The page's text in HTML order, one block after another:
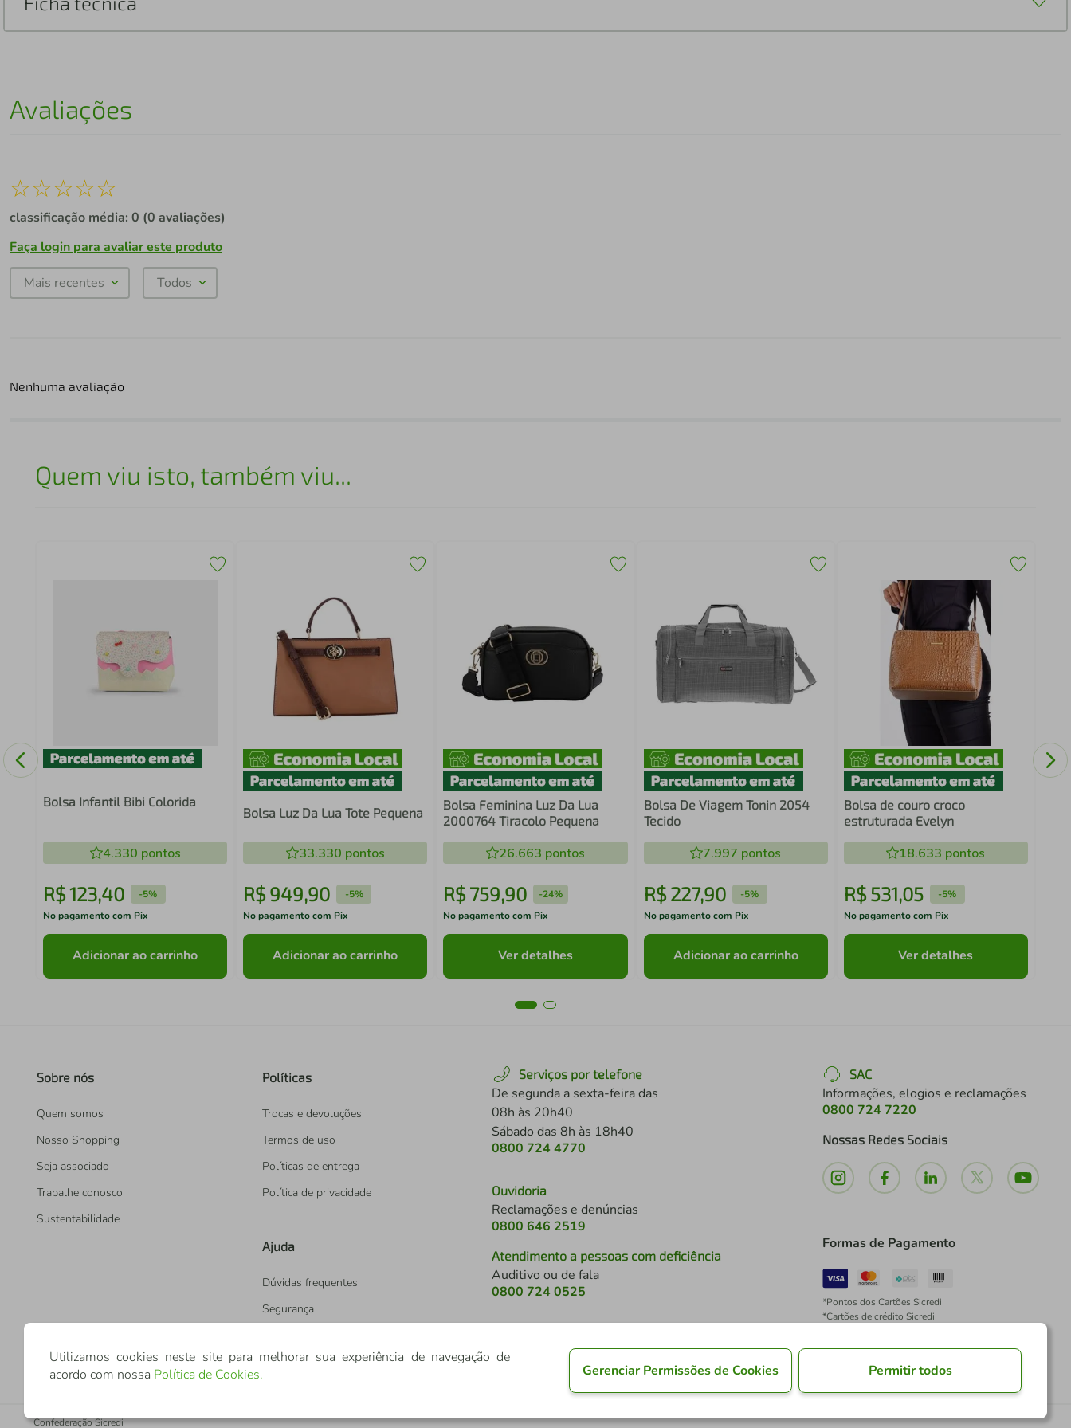
Avaliações
☆☆☆☆☆
classificação média: 0 (0 avaliações)
Faça login para avaliar este produto
Mais recentes Todos
Nenhuma avaliação
Quem viu isto, também viu...
Bolsa Infantil Bibi Colorida
4.330 pontos
R$123,40 -5%
No pagamento com Pix
Adicionar ao carrinho
Bolsa Luz Da Lua Tote Pequena
33.330 pontos
R$ 949,90 -5%
No pagamento com Pix
Adicionar ao carrinho
Bolsa Feminina Luz Da Lua
2000764 Tiracolo Pequena
26.663 pontos
R$759,90 -24%
No pagamento com Pix
Ver detalhes
Bolsa De Viagem Tonin 2054
Tecido
7.997 pontos
R$ 227,90 -5%
No pagamento com Pix
Adicionar ao carrinho
Bolsa de couro croco
estruturada Evelyn
18.633 pontos
R$ 531,05 -5%
No pagamento com Pix
Ver detalhes
Sobre nós
Quem somos
Nosso Shopping
Seja associado
Trabalhe conosco
Sustentabilidade
Políticas
Trocas e devoluções
Termos de uso
Políticas de entrega
Política de privacidade
Ajuda
Dúvidas frequentes
Segurança
Serviços por telefone
De segunda a sexta-feira das
08h às 20h40
Sábado das 8h às 18h40
0800 724 4770
Ouvidoria
Reclamações e denúncias
0800 646 2519
Atendimento a pessoas com deficiência
Auditivo ou de fala
0800 724 0525
SAC
Informações, elogios e reclamações
0800 724 7220
Nossas Redes Sociais
Formas de Pagamento
*Pontos dos Cartões Sicredi
*Cartões de crédito Sicredi
Confederação Sicredi
Utilizamos cookies neste site para melhorar sua experiência de navegação de
acordo com nossa Política de Cookies. Gerenciar Permissões de Cookies Permitir todos